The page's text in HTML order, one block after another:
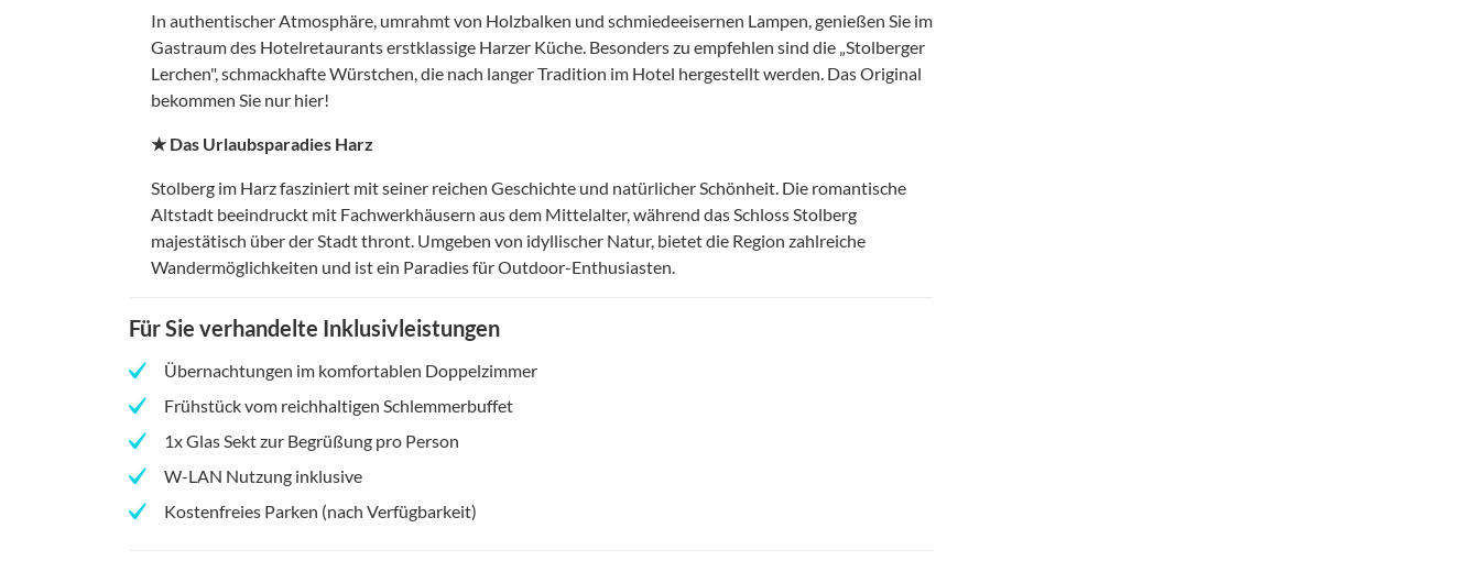
In authentischer Atmosphäre, umrahmt von Holzbalken und schmiedeeisernen Lampen, genießen Sie im
Gastraum des Hotelretaurants erstklassige Harzer Küche. Besonders zu empfehlen sind die „Stolberger
Lerchen", schmackhafte Würstchen, die nach langer Tradition im Hotel hergestellt werden. Das Original
bekommen Sie nur hier!
★ Das Urlaubsparadies Harz
Stolberg im Harz fasziniert mit seiner reichen Geschichte und natürlicher Schönheit. Die romantische
Altstadt beeindruckt mit Fachwerkhäusern aus dem Mittelalter, während das Schloss Stolberg
majestätisch über der Stadt thront. Umgeben von idyllischer Natur, bietet die Region zahlreiche
Wandermöglichkeiten und ist ein Paradies für Outdoor-Enthusiasten.
Für Sie verhandelte Inklusivleistungen
Übernachtungen im komfortablen Doppelzimmer
Frühstück vom reichhaltigen Schlemmerbuffet
1x Glas Sekt zur Begrüßung pro Person
W-LAN Nutzung inklusive
Kostenfreies Parken (nach Verfügbarkeit)